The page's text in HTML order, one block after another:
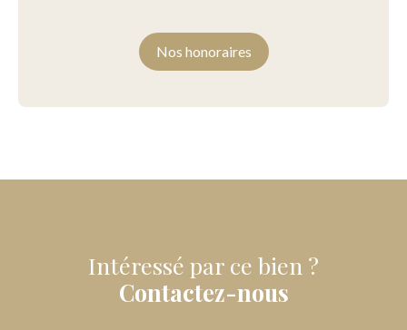
Nos honoraires
Intéressé par ce bien ?
Contactez-nous